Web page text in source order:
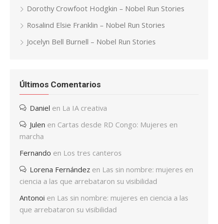
Dorothy Crowfoot Hodgkin – Nobel Run Stories
Rosalind Elsie Franklin – Nobel Run Stories
Jocelyn Bell Burnell – Nobel Run Stories
Últimos Comentarios
Daniel en La IA creativa
Julen en Cartas desde RD Congo: Mujeres en
marcha
Fernando en Los tres canteros
Lorena Fernández en Las sin nombre: mujeres en
ciencia a las que arrebataron su visibilidad
Antonoi en Las sin nombre: mujeres en ciencia a las
que arrebataron su visibilidad